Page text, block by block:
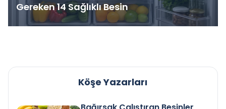
Gereken 14 Sağlıklı Besin
Köşe Yazarları